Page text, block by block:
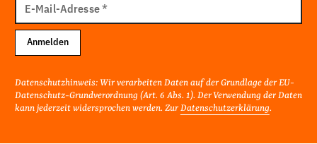
Mail
Adresse
E-Mail-Adresse*
Anmelden
Datenschutzhinweis: Wir verarbeiten Daten auf der Grundlage der EU-
Datenschutz-Grundverordnung (Art. 6 Abs. 1). Der Verwendung der Daten
kann jederzeit widersprochen werden. Zur Datenschutzerklärung.